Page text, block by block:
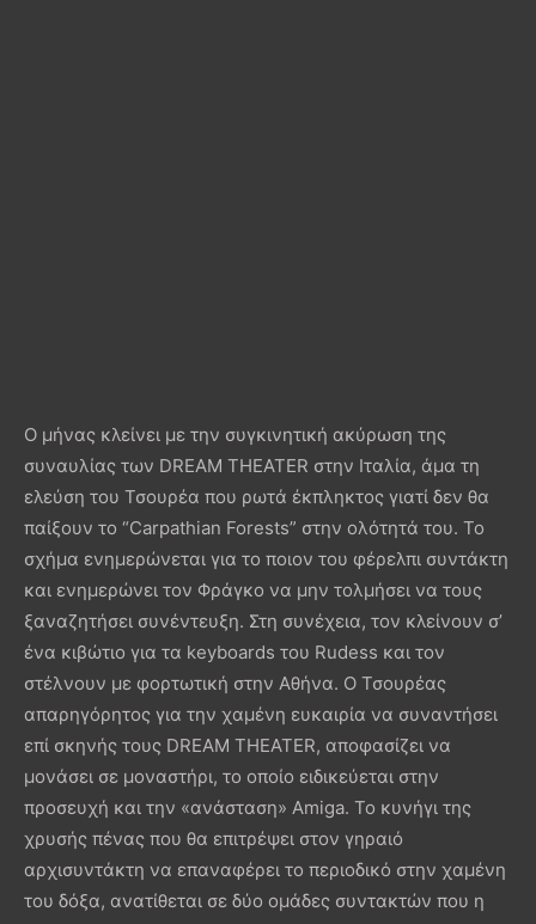
Ο μήνας κλείνει με την συγκινητική ακύρωση της
συναυλίας των DREAM THEATER στην Ιταλία, άμα τη
ελεύση του Τσουρέα που ρωτά έκπληκτος γιατί δεν θα
παίξουν το “Carpathian Forests” στην ολότητά του. Το
σχήμα ενημερώνεται για το ποιον του φέρελπι συντάκτη
και ενημερώνει τον Φράγκο να μην τολμήσει να τους
ξαναζητήσει συνέντευξη. Στη συνέχεια, τον κλείνουν σ’
ένα κιβώτιο για τα keyboards του Rudess και τον
στέλνουν με φορτωτική στην Αθήνα. Ο Τσουρέας
απαρηγόρητος για την χαμένη ευκαιρία να συναντήσει
επί σκηνής τους DREAM THEATER, αποφασίζει να
μονάσει σε μοναστήρι, το οποίο ειδικεύεται στην
προσευχή και την «ανάσταση» Amiga. Το κυνήγι της
χρυσής πένας που θα επιτρέψει στον γηραιό
αρχισυντάκτη να επαναφέρει το περιοδικό στην χαμένη
του δόξα, ανατίθεται σε δύο ομάδες συντακτών που η